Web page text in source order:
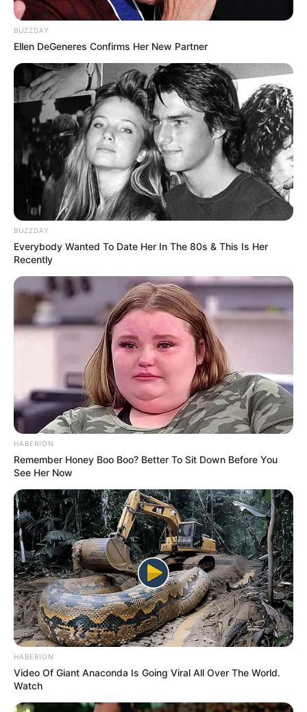
BUZZDAY
Ellen DeGeneres Confirms Her New Partner
BUZZDAY
Everybody Wanted To Date Her In The 80s & This Is Her
Recently
HABERION
Remember Honey Boo Boo? Better To Sit Down Before You
See Her Now
HABERION
Video Of Giant Anaconda Is Going Viral All Over The World.
Watch